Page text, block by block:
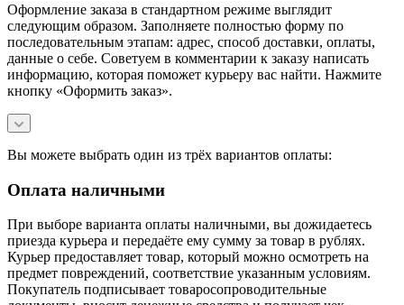
Оформление заказа в стандартном режиме выглядит
следующим образом. Заполняете полностью форму по
последовательным этапам: адрес, способ доставки, оплаты,
данные о себе. Советуем в комментарии к заказу написать
информацию, которая поможет курьеру вас найти. Нажмите
кнопку «Оформить заказ».
Вы можете выбрать один из трёх вариантов оплаты:
Оплата наличными
При выборе варианта оплаты наличными, вы дожидаетесь
приезда курьера и передаёте ему сумму за товар в рублях.
Курьер предоставляет товар, который можно осмотреть на
предмет повреждений, соответствие указанным условиям.
Покупатель подписывает товаросопроводительные